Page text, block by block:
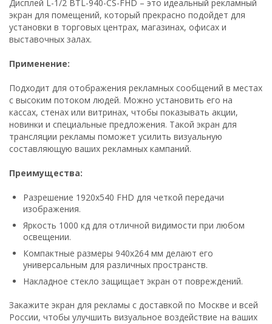
Дисплей L-1/2 BTL-940-CS-FHD – это идеальный рекламный
экран для помещений, который прекрасно подойдет для
установки в торговых центрах, магазинах, офисах и
выставочных залах.
Применение:
Подходит для отображения рекламных сообщений в местах
с высоким потоком людей. Можно установить его на
кассах, стенах или витринах, чтобы показывать акции,
новинки и специальные предложения. Такой экран для
трансляции рекламы поможет усилить визуальную
составляющую ваших рекламных кампаний.
Преимущества:
Разрешение 1920х540 FHD для четкой передачи
изображения.
Яркость 1000 кд для отличной видимости при любом
освещении.
Компактные размеры 940х264 мм делают его
универсальным для различных пространств.
Накладное стекло защищает экран от повреждений.
Закажите экран для рекламы с доставкой по Москве и всей
России, чтобы улучшить визуальное воздействие на ваших